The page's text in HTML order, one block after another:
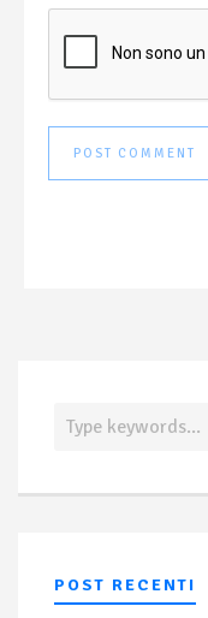
POST RECENTI